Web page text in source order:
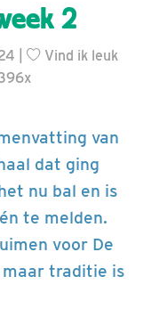
2
|
Vind ik leuk
van
dat ging
nu bal en is
te melden.
voor De
traditie is